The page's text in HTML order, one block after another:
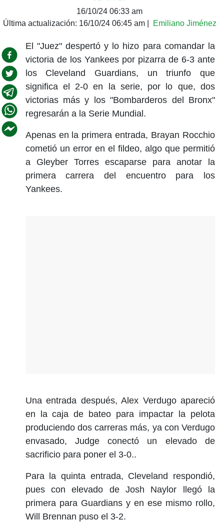
16/10/24 06:33 am
Última actualización: 16/10/24 06:45 am| Emiliano Jiménez
El "Juez" despertó y lo hizo para comandar la
victoria de los Yankees por pizarra de 6-3 ante
los Cleveland Guardians, un triunfo que
significa el 2-0 en la serie, por lo que, dos
victorias más y los "Bombarderos del Bronx"
regresarán a la Serie Mundial.
Apenas en la primera entrada, Brayan Rocchio
cometió un error en el fildeo, algo que permitió
a Gleyber Torres escaparse para anotar la
primera carrera del encuentro para los
Yankees.
Una entrada después, Alex Verdugo apareció
en la caja de bateo para impactar la pelota
produciendo dos carreras más, ya con Verdugo
envasado, Judge conectó un elevado de
sacrificio para poner el 3-0..
Para la quinta entrada, Cleveland respondió,
pues con elevado de Josh Naylor llegó la
primera para Guardians y en ese mismo rollo,
Will Brennan puso el 3-2.